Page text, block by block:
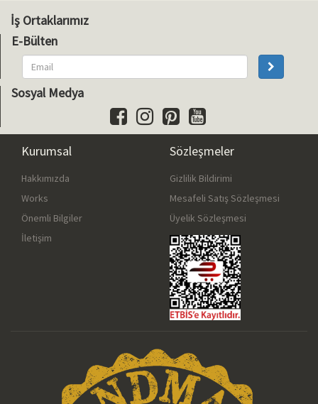
İş Ortaklarımız
E-Bülten
Sosyal Medya
Kurumsal
Hakkımızda
Works
Önemli Bilgiler
İletişim
Sözleşmeler
Gizlilik Bildirimi
Mesafeli Satış Sözleşmesi
Üyelik Sözleşmesi